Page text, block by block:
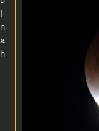
f
n
a
h